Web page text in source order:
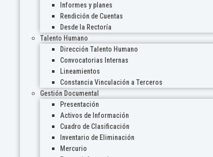
Informes y planes
Rendición de Cuentas
Desde la Rectoría
Talento Humano
Dirección Talento Humano
Convocatorias Internas
Lineamientos
Constancia Vinculación a Terceros
Gestión Documental
Presentación
Activos de Información
Cuadro de Clasificación
Inventario de Eliminación
Mercurio